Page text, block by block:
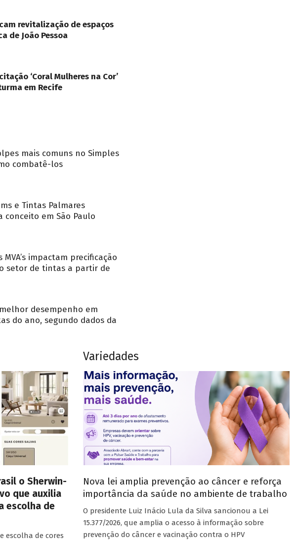
revitalização de espaços
de João Pessoa
‘Coral Mulheres na Cor’
em Recife
mais comuns no Simples
combatê-los
e Tintas Palmares
conceito em São Paulo
impactam precificação
setor de tintas a partir de
desempenho em
do ano, segundo dados da
o Sherwin-
que auxilia
escolha de
escolha de cores
Variedades
Nova lei amplia prevenção ao câncer e reforça
importância da saúde no ambiente de trabalho
O presidente Luiz Inácio Lula da Silva sancionou a Lei
15.377/2026, que amplia o acesso à informação sobre
prevenção do câncer e vacinação contra o HPV